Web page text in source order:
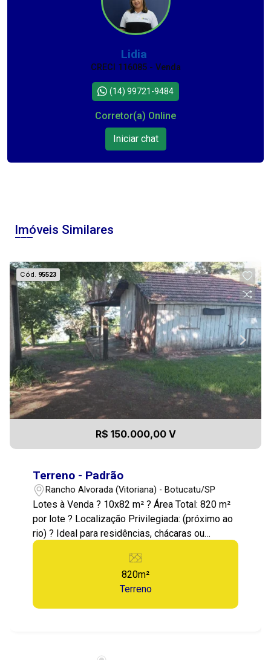
Lidia
CRECI 116085 - Venda
(14) 99721-9484
Corretor(a) Online
Iniciar chat
Imóveis Similares
Cód. 95523
R$ 150.000,00 V
Terreno - Padrão
Rancho Alvorada (Vitoriana) - Botucatu/SP
Lotes à Venda ? 10x82 m² ? Área Total: 820 m²
por lote ? Localização Privilegiada: (próximo ao
rio) ? Ideal para residências, chácaras ou
investimentos ? Fácil acesso a vias principais ?
Entre em contato agora mesmo e saiba como a
nossa equipe pode atender as suas
necessidades no mercado imobiliário. ?
Facilitamos o processo para você!
820m²
Terreno